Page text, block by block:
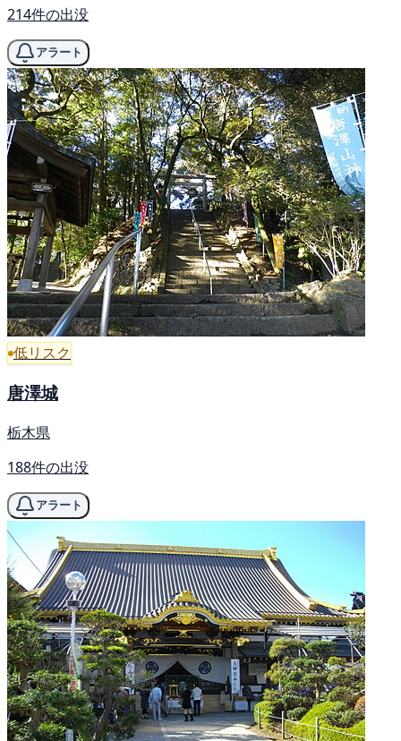
214件の出没
アラート
低リスク
唐澤城
栃木県
188件の出没
アラート